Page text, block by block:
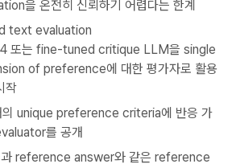
을 온전히 신뢰하기 어렵다는 한계
text evaluation
또는 fine-tuned critique LLM을 single
of preference에 대한 평가자로 활용
작
의 unique preference criteria에 반응 가
를 공개
reference answer와 같은 reference